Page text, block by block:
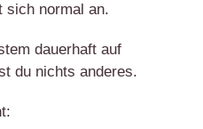
sich normal an.
dauerhaft auf
du nichts anderes.